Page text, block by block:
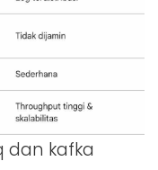
kafka